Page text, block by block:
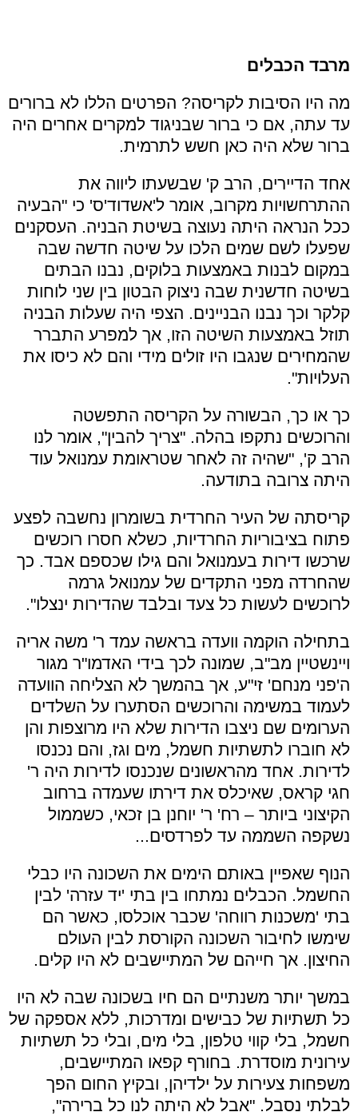
מרבד הכבלים
מה היו הסיבות לקריסה? הפרטים הללו לא ברורים
עד עתה, אם כי ברור שבניגוד למקרים אחרים היה
ברור שלא היה כאן חשש לתרמית.
אחד הדיירים, הרב ק' שבשעתו ליווה את
ההתרחשויות מקרוב, אומר ל'אשדוד'ס' כי "הבעיה
ככל הנראה היתה נעוצה בשיטת הבניה. העסקנים
שפעלו לשם שמים הלכו על שיטה חדשה שבה
במקום לבנות באמצעות בלוקים, נבנו הבתים
בשיטה חדשנית שבה ניצוק הבטון בין שני לוחות
קלקר וכך נבנו הבניינים. הצפי היה שעלות הבניה
תוזל באמצעות השיטה הזו, אך למפרע התברר
שהמחירים שנגבו היו זולים מידי והם לא כיסו את
העלויות".
כך או כך, הבשורה על הקריסה התפשטה
והרוכשים נתקפו בהלה. "צריך להבין", אומר לנו
הרב ק', "שהיה זה לאחר שטראומת עמנואל עוד
היתה צרובה בתודעה.
קריסתה של העיר החרדית בשומרון נחשבה לפצע
פתוח בציבוריות החרדיות, כשלא חסרו רוכשים
שרכשו דירות בעמנואל והם גילו שכספם אבד. כך
שהחרדה מפני התקדים של עמנואל גרמה
לרוכשים לעשות כל צעד ובלבד שהדירות ינצלו".
בתחילה הוקמה וועדה בראשה עמד ר' משה אריה
ויינשטיין מב"ב, שמונה לכך בידי האדמו"ר מגור
ה'פני מנחם' זי"ע, אך בהמשך לא הצליחה הוועדה
לעמוד במשימה והרוכשים הסתערו על השלדים
הערומים שם ניצבו הדירות שלא היו מרוצפות והן
לא חוברו לתשתיות חשמל, מים וגז, והם נכנסו
לדירות. אחד מהראשונים שנכנסו לדירות היה ר'
חגי קראס, שאיכלס את דירתו שעמדה ברחוב
הקיצוני ביותר – רח' ר' יוחנן בן זכאי, כשממול
נשקפה השממה עד לפרדסים...
הנוף שאפיין באותם הימים את השכונה היו כבלי
החשמל. הכבלים נמתחו בין בתי 'יד עזרה' לבין
בתי 'משכנות רווחה' שכבר אוכלסו, כאשר הם
שימשו לחיבור השכונה הקורסת לבין העולם
החיצון. אך חייהם של המתיישבים לא היו קלים.
במשך יותר משנתיים הם חיו בשכונה שבה לא היו
כל תשתיות של כבישים ומדרכות, ללא אספקה של
חשמל, בלי קווי טלפון, בלי מים, ובלי כל תשתיות
עירונית מוסדרת. בחורף קפאו המתיישבים,
משפחות צעירות על ילדיהן, ובקיץ החום הפך
לבלתי נסבל. "אבל לא היתה לנו כל ברירה",